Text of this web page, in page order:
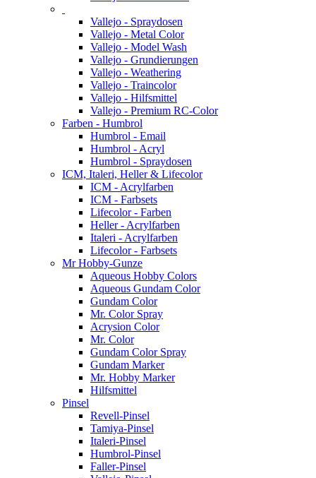
Vallejo - Spraydosen
Vallejo - Metal Color
Vallejo - Model Wash
Vallejo - Grundierungen
Vallejo - Weathering
Vallejo - Traincolor
Vallejo - Hilfsmittel
Vallejo - Premium RC-Color
Farben - Humbrol
Humbrol - Email
Humbrol - Acryl
Humbrol - Spraydosen
ICM, Italeri, Heller & Lifecolor
ICM - Acrylfarben
ICM - Farbsets
Lifecolor - Farben
Heller - Acrylfarben
Italeri - Acrylfarben
Lifecolor - Farbsets
Mr Hobby-Gunze
Aqueous Hobby Colors
Aqueous Gundam Color
Gundam Color
Mr. Color Spray
Acrysion Color
Mr. Color
Gundam Color Spray
Gundam Marker
Mr. Hobby Marker
Hilfsmittel
Pinsel
Revell-Pinsel
Tamiya-Pinsel
Italeri-Pinsel
Humbrol-Pinsel
Faller-Pinsel